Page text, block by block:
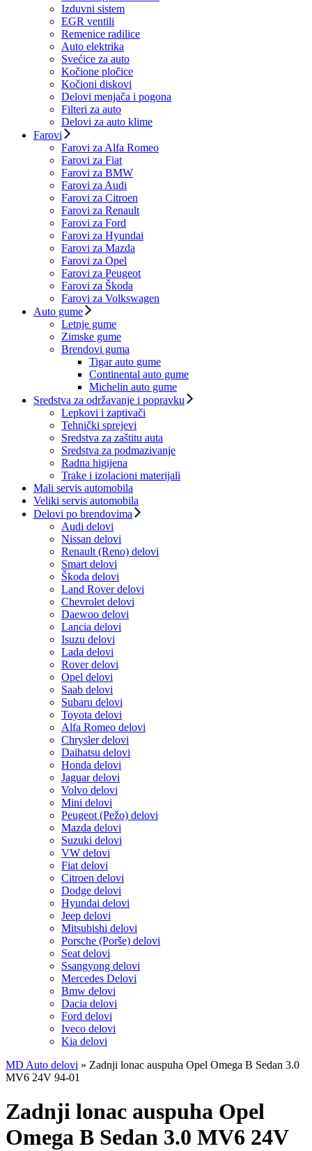
Izduvni sistem
EGR ventili
Remenice radilice
Auto elektrika
Svećice za auto
Kočione pločice
Kočioni diskovi
Delovi menjača i pogona
Filteri za auto
Delovi za auto klime
Farovi
Farovi za Alfa Romeo
Farovi za Fiat
Farovi za BMW
Farovi za Audi
Farovi za Citroen
Farovi za Renault
Farovi za Ford
Farovi za Hyundai
Farovi za Mazda
Farovi za Opel
Farovi za Peugeot
Farovi za Škoda
Farovi za Volkswagen
Auto gume
Letnje gume
Zimske gume
Brendovi guma
Tigar auto gume
Continental auto gume
Michelin auto gume
Sredstva za održavanje i popravku
Lepkovi i zaptivači
Tehnički sprejevi
Sredstva za zaštitu auta
Sredstva za podmazivanje
Radna higijena
Trake i izolacioni materijali
Mali servis automobila
Veliki servis automobila
Delovi po brendovima
Audi delovi
Nissan delovi
Renault (Reno) delovi
Smart delovi
Škoda delovi
Land Rover delovi
Chevrolet delovi
Daewoo delovi
Lancia delovi
Isuzu delovi
Lada delovi
Rover delovi
Opel delovi
Saab delovi
Subaru delovi
Toyota delovi
Alfa Romeo delovi
Chrysler delovi
Daihatsu delovi
Honda delovi
Jaguar delovi
Volvo delovi
Mini delovi
Peugeot (Pežo) delovi
Mazda delovi
Suzuki delovi
VW delovi
Fiat delovi
Citroen delovi
Dodge delovi
Hyundai delovi
Jeep delovi
Mitsubishi delovi
Porsche (Porše) delovi
Seat delovi
Ssangyong delovi
Mercedes Delovi
Bmw delovi
Dacia delovi
Ford delovi
Iveco delovi
Kia delovi
MD Auto delovi » Zadnji lonac auspuha Opel Omega B Sedan 3.0
MV6 24V 94-01
Zadnji lonac auspuha Opel
Omega B Sedan 3.0 MV6 24V